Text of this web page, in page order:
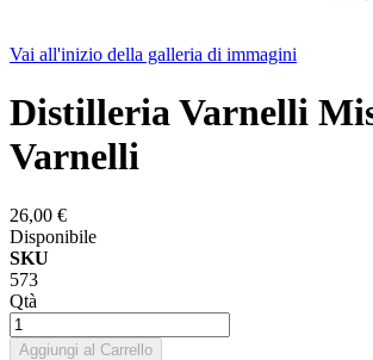
Vai all'inizio della galleria di immagini
Distilleria Varnelli
Varnelli
26,00 €
Disponibile
SKU
573
Qtà
Aggiungi al Carrello